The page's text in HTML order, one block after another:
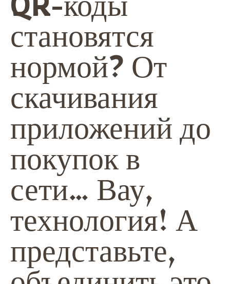
становятся
нормой? От
скачивания
приложений до
покупок в
сети… Вау,
технология! А
представьте,